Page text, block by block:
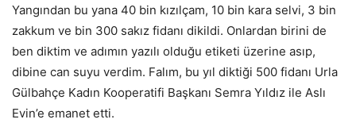
Yangından bu yana 40 bin kızılçam, 10 bin kara selvi, 3 bin
zakkum ve bin 300 sakız fidanı dikildi. Onlardan birini de
ben diktim ve adımın yazılı olduğu etiketi üzerine asıp,
dibine can suyu verdim. Falım, bu yıl diktiği 500 fidanı Urla
Gülbahçe Kadın Kooperatifi Başkanı Semra Yıldız ile Aslı
Evin’e emanet etti.